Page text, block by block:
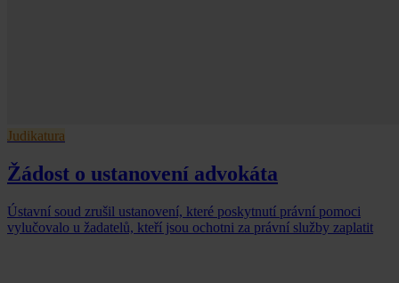
Judikatura
Žádost o ustanovení advokáta
Ústavní soud zrušil ustanovení, které poskytnutí právní pomoci
vylučovalo u žadatelů, kteří jsou ochotni za právní služby zaplatit